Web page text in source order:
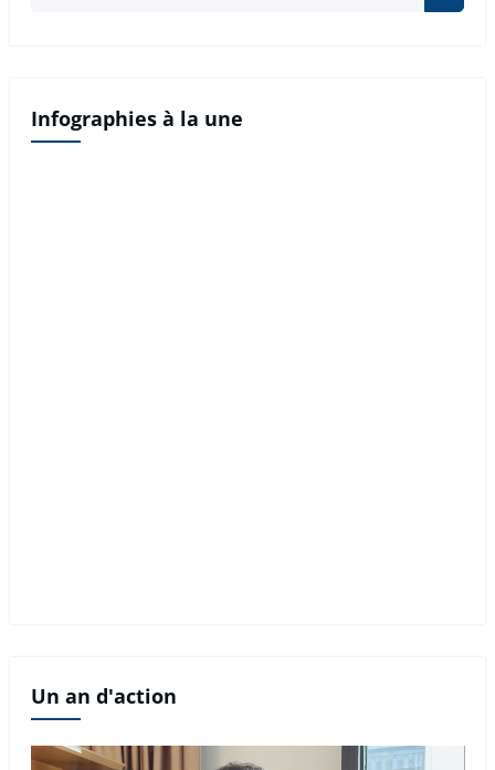
Infographies à la une
Un an d'action